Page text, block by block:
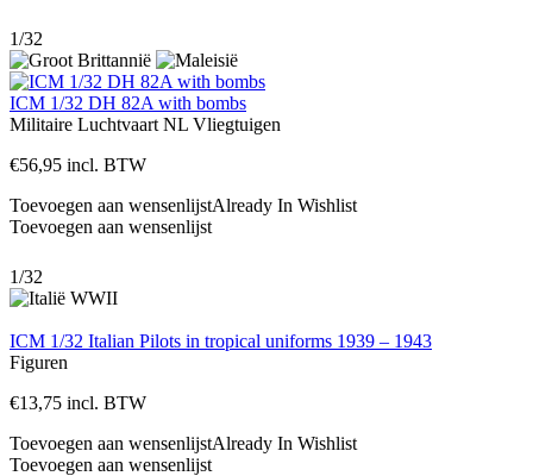
1/32
ICM 1/32 DH 82A with bombs
Militaire Luchtvaart NL Vliegtuigen
€56,95 incl. BTW
Toevoegen aan wensenlijstAlready In Wishlist
Toevoegen aan wensenlijst
1/32
ICM 1/32 Italian Pilots in tropical uniforms 1939 – 1943
Figuren
€13,75 incl. BTW
Toevoegen aan wensenlijstAlready In Wishlist
Toevoegen aan wensenlijst